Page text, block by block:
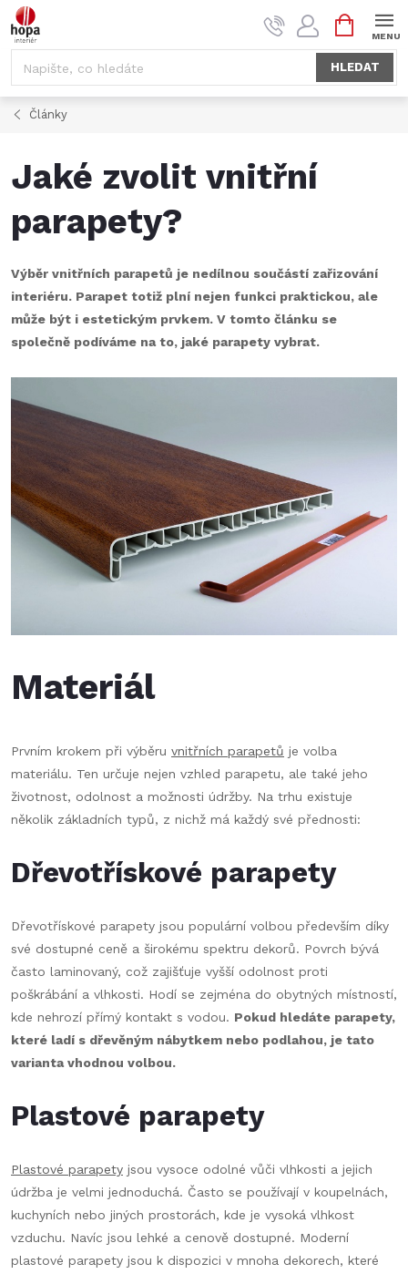
Přejít
na
HLEDAT
NÁKUPNÍ
KOŠÍK
Články
Jaké zvolit vnitřní
parapety?
Výběr vnitřních parapetů je nedílnou součástí zařizování
interiéru. Parapet totiž plní nejen funkci praktickou, ale
může být i estetickým prvkem. V tomto článku se
společně podíváme na to, jaké parapety vybrat.
Materiál
Prvním krokem při výběru vnitřních parapetů je volba
materiálu. Ten určuje nejen vzhled parapetu, ale také jeho
životnost, odolnost a možnosti údržby. Na trhu existuje
několik základních typů, z nichž má každý své přednosti:
Dřevotřískové parapety
Dřevotřískové parapety jsou populární volbou především díky
své dostupné ceně a širokému spektru dekorů. Povrch bývá
často laminovaný, což zajišťuje vyšší odolnost proti
poškrábání a vlhkosti. Hodí se zejména do obytných místností,
kde nehrozí přímý kontakt s vodou. Pokud hledáte parapety,
které ladí s dřevěným nábytkem nebo podlahou, je tato
varianta vhodnou volbou.
Plastové parapety
Plastové parapety jsou vysoce odolné vůči vlhkosti a jejich
údržba je velmi jednoduchá. Často se používají v koupelnách,
kuchyních nebo jiných prostorách, kde je vysoká vlhkost
vzduchu. Navíc jsou lehké a cenově dostupné. Moderní
plastové parapety jsou k dispozici v mnoha dekorech, které